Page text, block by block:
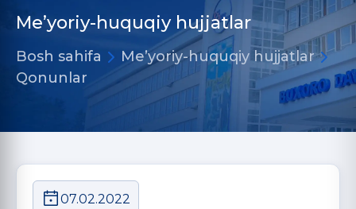
Me’yoriy-huquqiy hujjatlar
Bosh sahifa
Me’yoriy-huquqiy hujjatlar
Qonunlar
07.02.2022